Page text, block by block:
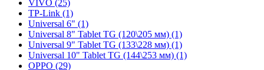
VIVO (25)
TP-Link (1)
Universal 6" (1)
Universal 8" Tablet TG (120\205 мм) (1)
Universal 9" Tablet TG (133\228 мм) (1)
Universal 10" Tablet TG (144\253 мм) (1)
OPPO (29)